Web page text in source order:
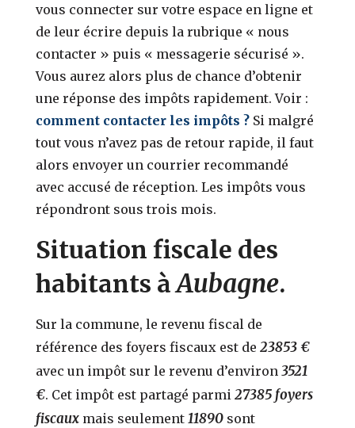
vous connecter sur votre espace en ligne et
de leur écrire depuis la rubrique « nous
contacter » puis « messagerie sécurisé ».
Vous aurez alors plus de chance d’obtenir
une réponse des impôts rapidement. Voir :
comment contacter les impôts ? Si malgré
tout vous n’avez pas de retour rapide, il faut
alors envoyer un courrier recommandé
avec accusé de réception. Les impôts vous
répondront sous trois mois.
Situation fiscale des
habitants àAubagne.
Sur la commune, le revenu fiscal de
référence des foyers fiscaux est de23853 €
avec un impôt sur le revenu d’environ 3521
€. Cet impôt est partagé parmi27385 foyers
fiscaux mais seulement 11890 sont